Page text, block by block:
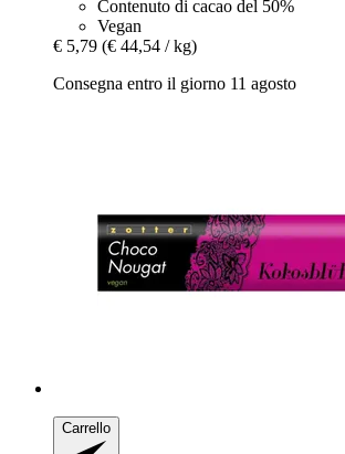
Contenuto di cacao del 50%
Vegan
€ 5,79 (€ 44,54 / kg)
Consegna entro il giorno 11 agosto
Carrello